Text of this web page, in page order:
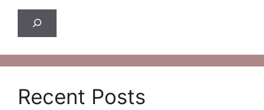
Search
Recent Posts